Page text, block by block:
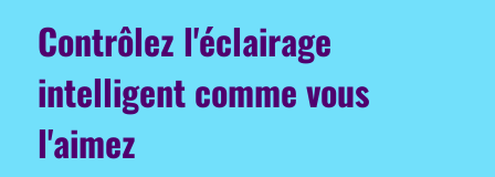
Contrôlez l'éclairage
intelligent comme vous
l'aimez